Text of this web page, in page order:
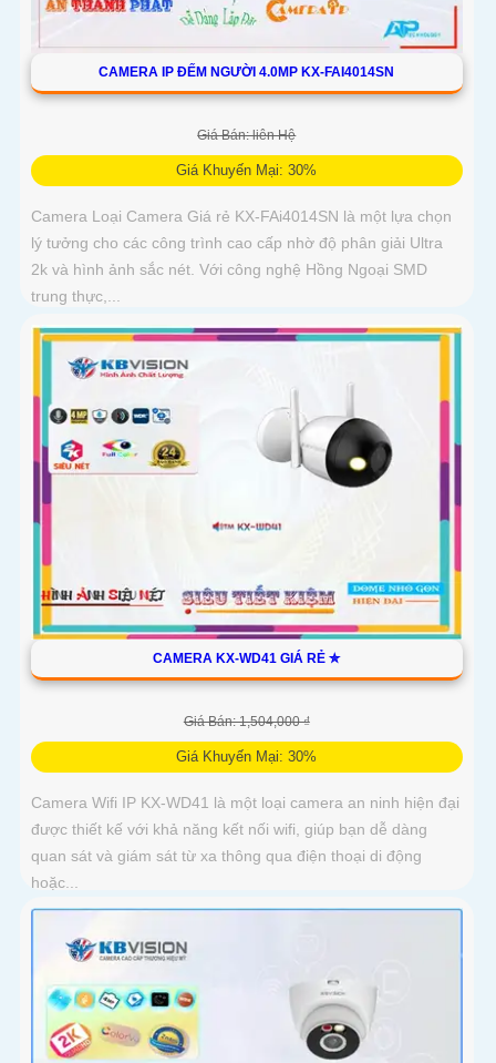
CAMERA IP ĐẾM NGƯỜI 4.0MP KX-FAI4014SN
Giá Bán: liên Hệ
Giá Khuyến Mại: 30%
Camera Loại Camera Giá rẻ KX-FAi4014SN là một lựa chọn
lý tưởng cho các công trình cao cấp nhờ độ phân giải Ultra
2k và hình ảnh sắc nét. Với công nghệ Hồng Ngoại SMD
trung thực,...
CAMERA KX-WD41 GIÁ RẺ ✮
Giá Bán: 1,504,000 ₫
Giá Khuyến Mại: 30%
Camera Wifi IP KX-WD41 là một loại camera an ninh hiện đại
được thiết kế với khả năng kết nối wifi, giúp bạn dễ dàng
quan sát và giám sát từ xa thông qua điện thoại di động
hoặc...